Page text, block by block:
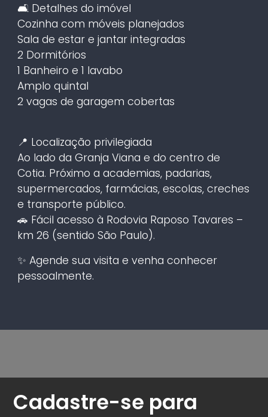
🛋️ Detalhes do imóvel
Cozinha com móveis planejados
Sala de estar e jantar integradas
2 Dormitórios
1 Banheiro e 1 lavabo
Amplo quintal
2 vagas de garagem cobertas
📍 Localização privilegiada
Ao lado da Granja Viana e do centro de
Cotia. Próximo a academias, padarias,
supermercados, farmácias, escolas, creches
e transporte público.
🚗 Fácil acesso à Rodovia Raposo Tavares –
km 26 (sentido São Paulo).
✨ Agende sua visita e venha conhecer
pessoalmente.
Cadastre-se para